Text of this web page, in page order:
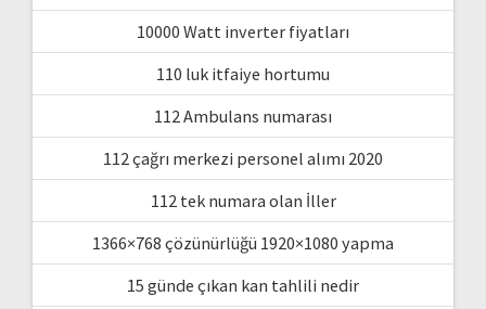
10000 Watt inverter fiyatları
110 luk itfaiye hortumu
112 Ambulans numarası
112 çağrı merkezi personel alımı 2020
112 tek numara olan İller
1366×768 çözünürlüğü 1920×1080 yapma
15 günde çıkan kan tahlili nedir